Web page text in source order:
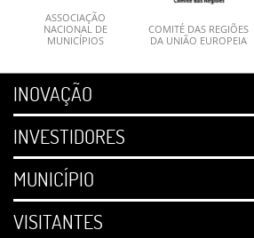
ASSOCIAÇÃO
NACIONAL DE
MUNICÍPIOS
COMITÉ DAS REGIÕES
DA UNIÃO EUROPEIA
INOVAÇÃO
INVESTIDORES
MUNICÍPIO
VISITANTES